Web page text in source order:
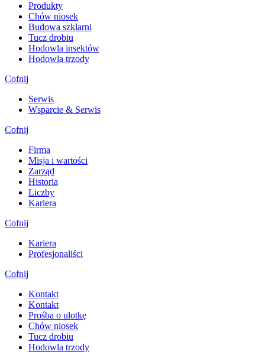
Produkty
Chów niosek
Budowa szklarni
Tucz drobiu
Hodowla insektów
Hodowla trzody
Cofnij
Serwis
Wsparcie & Serwis
Cofnij
Firma
Misja i wartości
Zarząd
Historia
Liczby
Kariera
Cofnij
Kariera
Profesjonaliści
Cofnij
Kontakt
Kontakt
Prośba o ulotkę
Chów niosek
Tucz drobiu
Hodowla trzody